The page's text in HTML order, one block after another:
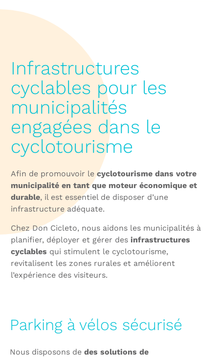
Infrastructures
cyclables pour les
municipalités
engagées dans le
cyclotourisme
Afin de promouvoir lecyclotourisme dans votre
municipalité en tant que moteur économique et
durable, il est essentiel de disposer d’une
infrastructure adéquate.
Chez Don Cicleto, nous aidons les municipalités à
planifier, déployer et gérer desinfrastructures
cyclables qui stimulent le cyclotourisme,
revitalisent les zones rurales et améliorent
l’expérience des visiteurs.
Parking à vélos sécurisé
Nous disposons de des solutions de